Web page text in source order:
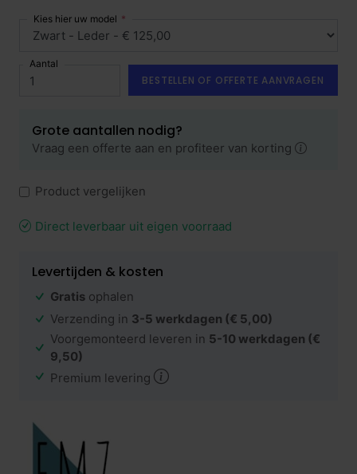
Kies hier uw model
Aantal
BESTELLEN OF OFFERTE AANVRAGEN
Grote aantallen nodig?
Vraag een offerte aan en profiteer van korting
Product vergelijken
Direct leverbaar uit eigen voorraad
Levertijden & kosten
Gratis ophalen
Verzending in 3-5 werkdagen (€ 5,00)
Voorgemonteerd leveren in 5-10 werkdagen (€
9,50)
Premium levering